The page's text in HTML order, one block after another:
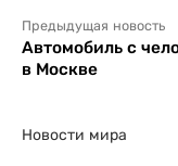
Предыдущая новость
Автомобиль с
в Москве
Новости мира